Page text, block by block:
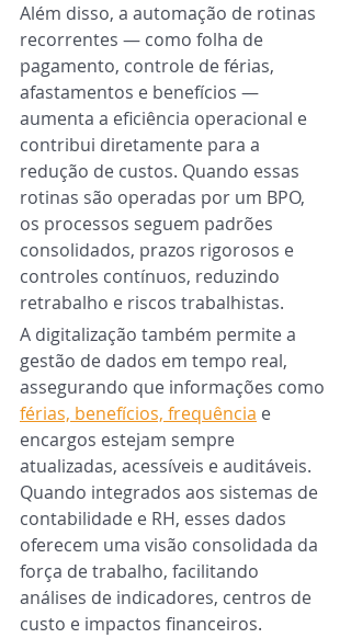
Além disso, a automação de rotinas
recorrentes — como folha de
pagamento, controle de férias,
afastamentos e benefícios —
aumenta a eficiência operacional e
contribui diretamente para a
redução de custos. Quando essas
rotinas são operadas por um BPO,
os processos seguem padrões
consolidados, prazos rigorosos e
controles contínuos, reduzindo
retrabalho e riscos trabalhistas.
A digitalização também permite a
gestão de dados em tempo real,
assegurando que informações como
férias, benefícios, frequência e
encargos estejam sempre
atualizadas, acessíveis e auditáveis.
Quando integrados aos sistemas de
contabilidade e RH, esses dados
oferecem uma visão consolidada da
força de trabalho, facilitando
análises de indicadores, centros de
custo e impactos financeiros.